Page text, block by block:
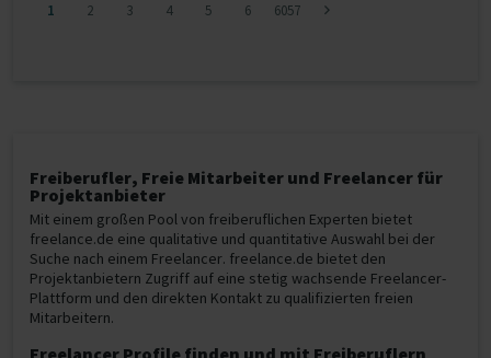
1 2 3 4 5 6 6057
Freiberufler, Freie Mitarbeiter und Freelancer für
Projektanbieter
Mit einem großen Pool von freiberuflichen Experten bietet
freelance.de eine qualitative und quantitative Auswahl bei der
Suche nach einem Freelancer. freelance.de bietet den
Projektanbietern Zugriff auf eine stetig wachsende Freelancer-
Plattform und den direkten Kontakt zu qualifizierten freien
Mitarbeitern.
Freelancer Profile finden und mit Freiberuflern